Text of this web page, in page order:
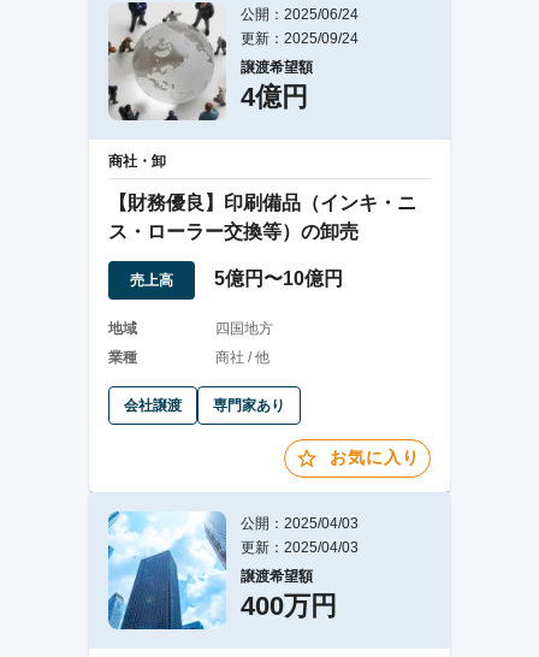
公開：2025/06/24
更新：2025/09/24
譲渡希望額
4億円
商社・卸
【財務優良】印刷備品（インキ・ニ
ス・ローラー交換等）の卸売
売上高 5億円〜10億円
地域
四国地方
業種
商社 / 他
会社譲渡 専門家あり
お気に入り
公開：2025/04/03
更新：2025/04/03
譲渡希望額
400万円